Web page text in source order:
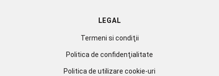
LEGAL
Termeni si condiţii
Politica de confidenţialitate
Politica de utilizare cookie-uri